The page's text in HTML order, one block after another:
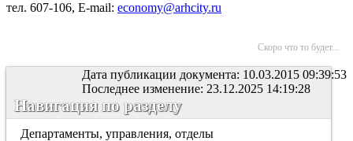
тел. 607-106, E-mail: economy@arhcity.ru
Скоро что то будет...
Дата публикации документа: 10.03.2015 09:39:53
Последнее изменение: 23.12.2025 14:19:28
Навигация по разделу
Департаменты, управления, отделы